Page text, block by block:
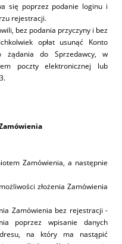
się poprzez podanie loginu i
rejestracji.
bez podania przyczyny i bez
opłat usunąć Konto
żądania do Sprzedawcy, w
poczty elektronicznej lub
Zamówienia, a następnie
złożenia Zamówienia
Zamówienia bez rejestracji -
poprzez wpisanie danych
na który ma nastąpić